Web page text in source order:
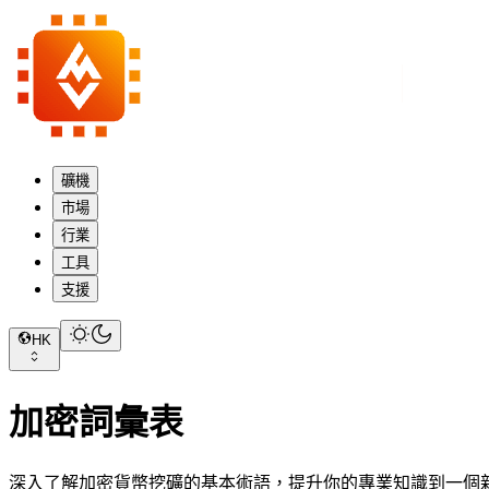
礦機
市場
行業
工具
支援
HK
加密詞彙表
深入了解加密貨幣挖礦的基本術語，提升你的專業知識到一個